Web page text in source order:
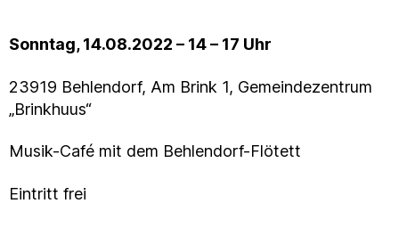
Sonntag, 14.08.2022 – 14 – 17 Uhr
23919 Behlendorf, Am Brink 1, Gemeindezentrum
„Brinkhuus“
Musik-Café mit dem Behlendorf-Flötett
Eintritt frei